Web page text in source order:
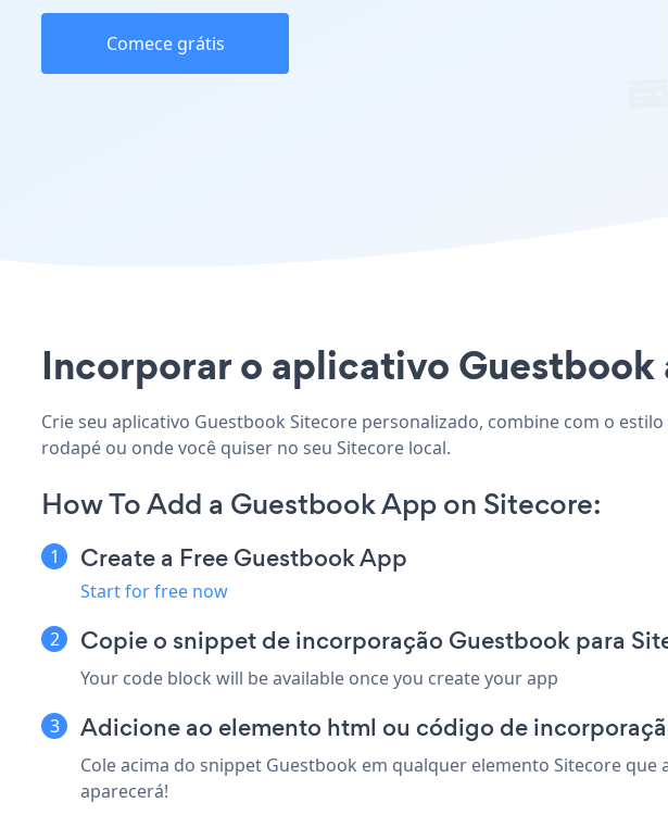
Comece grátis
Incorporar o aplicativo
Crie seu aplicativo Guestbook Sitecore personalizado, combine com o
rodapé ou onde você quiser no seu Sitecore local.
How To Add a Guestbook App on Sitecore:
Create a Free Guestbook App
Start for free now
Copie o snippet de incorporação Guestbook para
Your code block will be available once you create your app
Adicione ao elemento html ou código de
Cole acima do snippet Guestbook em qualquer elemento Sitecore
aparecerá!